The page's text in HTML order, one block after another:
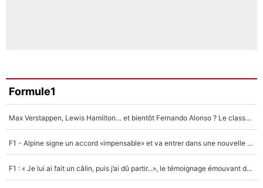
Formule1
Max Verstappen, Lewis Hamilton… et bientôt Fernando Alonso ? Le classement des pilotes les mieux payés en Formule 1 risque de changer !
F1 - Alpine signe un accord «impensable» et va entrer dans une nouvelle dimension : Grande nouvelle pour Pierre Gasly !
F1 : « Je lui ai fait un câlin, puis j’ai dû partir...», le témoignage émouvant de Max Verstappen sur sa fille